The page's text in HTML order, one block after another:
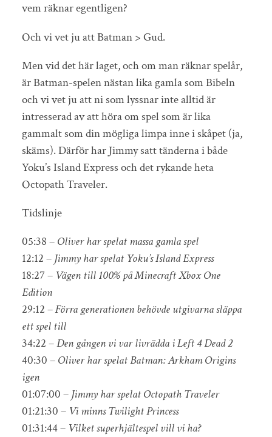
vem räknar egentligen?
Och vi vet ju att Batman > Gud.
Men vid det här laget, och om man räknar spelår,
är Batman-spelen nästan lika gamla som Bibeln
och vi vet ju att ni som lyssnar inte alltid är
intresserad av att höra om spel som är lika
gammalt som din mögliga limpa inne i skåpet (ja,
skäms). Därför har Jimmy satt tänderna i både
Yoku’s Island Express och det rykande heta
Octopath Traveler.
Tidslinje
05:38 – Oliver har spelat massa gamla spel
12:12 – Jimmy har spelat Yoku’s Island Express
18:27 – Vägen till 100% på Minecraft Xbox One
Edition
29:12 –Förra generationen behövde utgivarna släppa
ett spel till
34:22 –Den gången vi var livrädda i Left 4 Dead 2
40:30 – Oliver har spelat Batman: Arkham Origins
igen
01:07:00 – Jimmy har spelat Octopath Traveler
01:21:30 – Vi minns Twilight Princess
01:31:44 – Vilket superhjältespel vill vi ha?